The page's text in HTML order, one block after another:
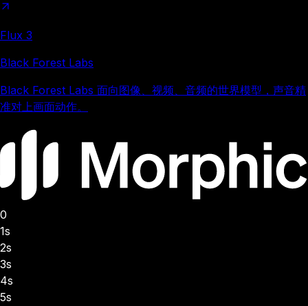
Flux 3
Black Forest Labs
Black Forest Labs 面向图像、视频、音频的世界模型，声音精
准对上画面动作。
0
1s
2s
3s
4s
5s